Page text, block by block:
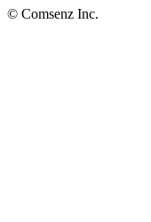
© Comsenz Inc.